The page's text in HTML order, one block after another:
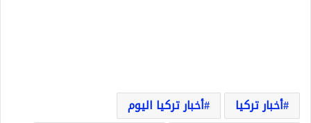
أخبار تركيا
أخبار تركيا اليوم